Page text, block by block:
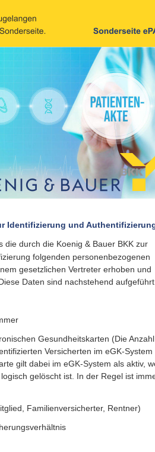
Identifizierung und
die durch die Koenig & Bauer BKK zur
folgenden personenbezogenen
gesetzlichen Vertreter erhoben und
Daten sind nachstehend
Gesundheitskarten (Die
Versicherten im eGK-System
gilt dabei im eGK-System als aktiv,
gelöscht ist. In der Regel ist
Familienversicherter, Rentner)